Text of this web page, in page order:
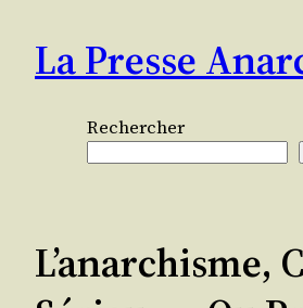
contenu
La Presse
Rechercher
L’anarchisme,